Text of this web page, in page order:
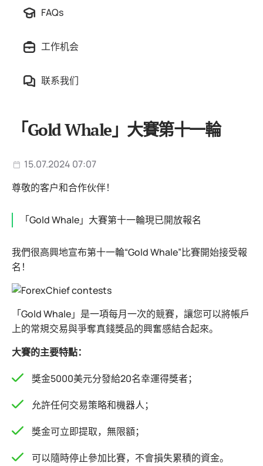
FAQs
工作机会
联系我们
「Gold Whale」大賽第十一輪
15.07.2024 07:07
尊敬的客户和合作伙伴！
「Gold Whale」大賽第十一輪現已開放報名
我們很高興地宣布第十一輪“Gold Whale”比賽開始接受報
名！
「Gold Whale」是一項每月一次的競賽，讓您可以將帳戶
上的常規交易與爭奪真錢獎品的興奮感結合起來。
大賽的主要特點：
獎金5000美元分發給20名幸運得獎者；
允許任何交易策略和機器人；
獎金可立即提取，無限額；
可以隨時停止參加比賽，不會損失累積的資金。